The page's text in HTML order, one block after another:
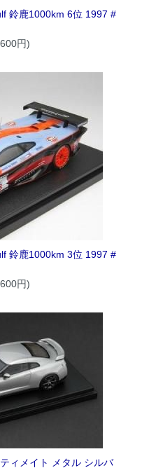
鈴鹿1000km 6位 1997 #
円)
鈴鹿1000km 3位 1997 #
円)
ィメイト メタル シルバ